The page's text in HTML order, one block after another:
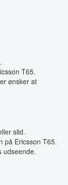
T65.
ønsker at
slid.
på Ericsson T65.
udseende.